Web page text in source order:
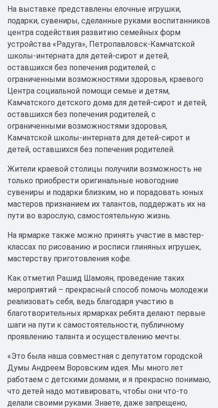
На выставке представлены елочные игрушки,
подарки, сувениры, сделанные руками воспитанников
центра содействия развитию семейных форм
устройства «Радуга», Петропавловск-Камчатской
школы-интерната для детей-сирот и детей,
оставшихся без попечения родителей, с
ограниченными возможностями здоровья, краевого
Центра социальной помощи семье и детям,
Камчатского детского дома для детей-сирот и детей,
оставшихся без попечения родителей, с
ограниченными возможностями здоровья,
Камчатской школы-интерната для детей-сирот и
детей, оставшихся без попечения родителей.
Жители краевой столицы получили возможность не
только приобрести оригинальные новогодние
сувениры и подарки близким, но и порадовать юных
мастеров признанием их талантов, поддержать их на
пути во взрослую, самостоятельную жизнь.
На ярмарке также можно принять участие в мастер-
классах по рисованию и росписи глиняных игрушек,
мастерству приготовления кофе.
Как отметил Рашид Шамоян, проведение таких
мероприятий – прекрасный способ помочь молодежи
реализовать себя, ведь благодаря участию в
благотворительных ярмарках ребята делают первые
шаги на пути к самостоятельности, публичному
проявлению таланта и осуществлению мечты.
«Это была наша совместная с депутатом городской
Думы Андреем Воровским идея. Мы много лет
работаем с детскими домами, и я прекрасно понимаю,
что детей надо мотивировать, чтобы они что-то
делали своими руками. Знаете, даже запрещено,